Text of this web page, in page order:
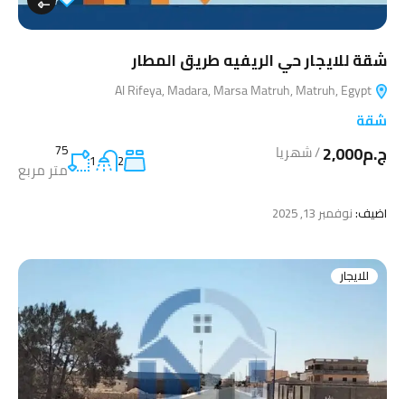
شقة للايجار حي الريفيه طريق المطار
شقة
ج.م2,000 /شهريا 2
1
75
متر مربع
اضيف:نوفمبر 13, 2025
للايجار